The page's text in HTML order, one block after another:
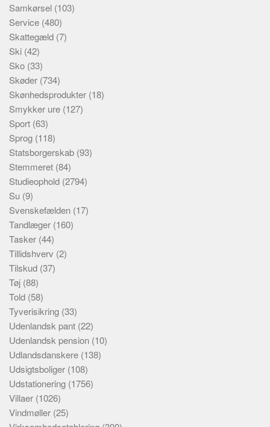
Samkørsel (103)
Service (480)
Skattegæld (7)
Ski (42)
Sko (33)
Skøder (734)
Skønhedsprodukter (18)
Smykker ure (127)
Sport (63)
Sprog (118)
Statsborgerskab (93)
Stemmeret (84)
Studieophold (2794)
Su (9)
Svenskefælden (17)
Tandlæger (160)
Tasker (44)
Tillidshverv (2)
Tilskud (37)
Tøj (88)
Told (58)
Tyverisikring (33)
Udenlandsk pant (22)
Udenlandsk pension (10)
Udlandsdanskere (138)
Udsigtsboliger (108)
Udstationering (1756)
Villaer (1026)
Vindmøller (25)